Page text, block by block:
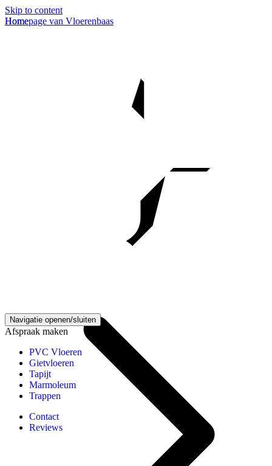
Skip to content
Homepage van Vloerenbaas
Navigatie openen/sluiten
Afspraak maken
PVC Vloeren
Gietvloeren
Tapijt
Marmoleum
Trappen
Contact
Reviews
Home